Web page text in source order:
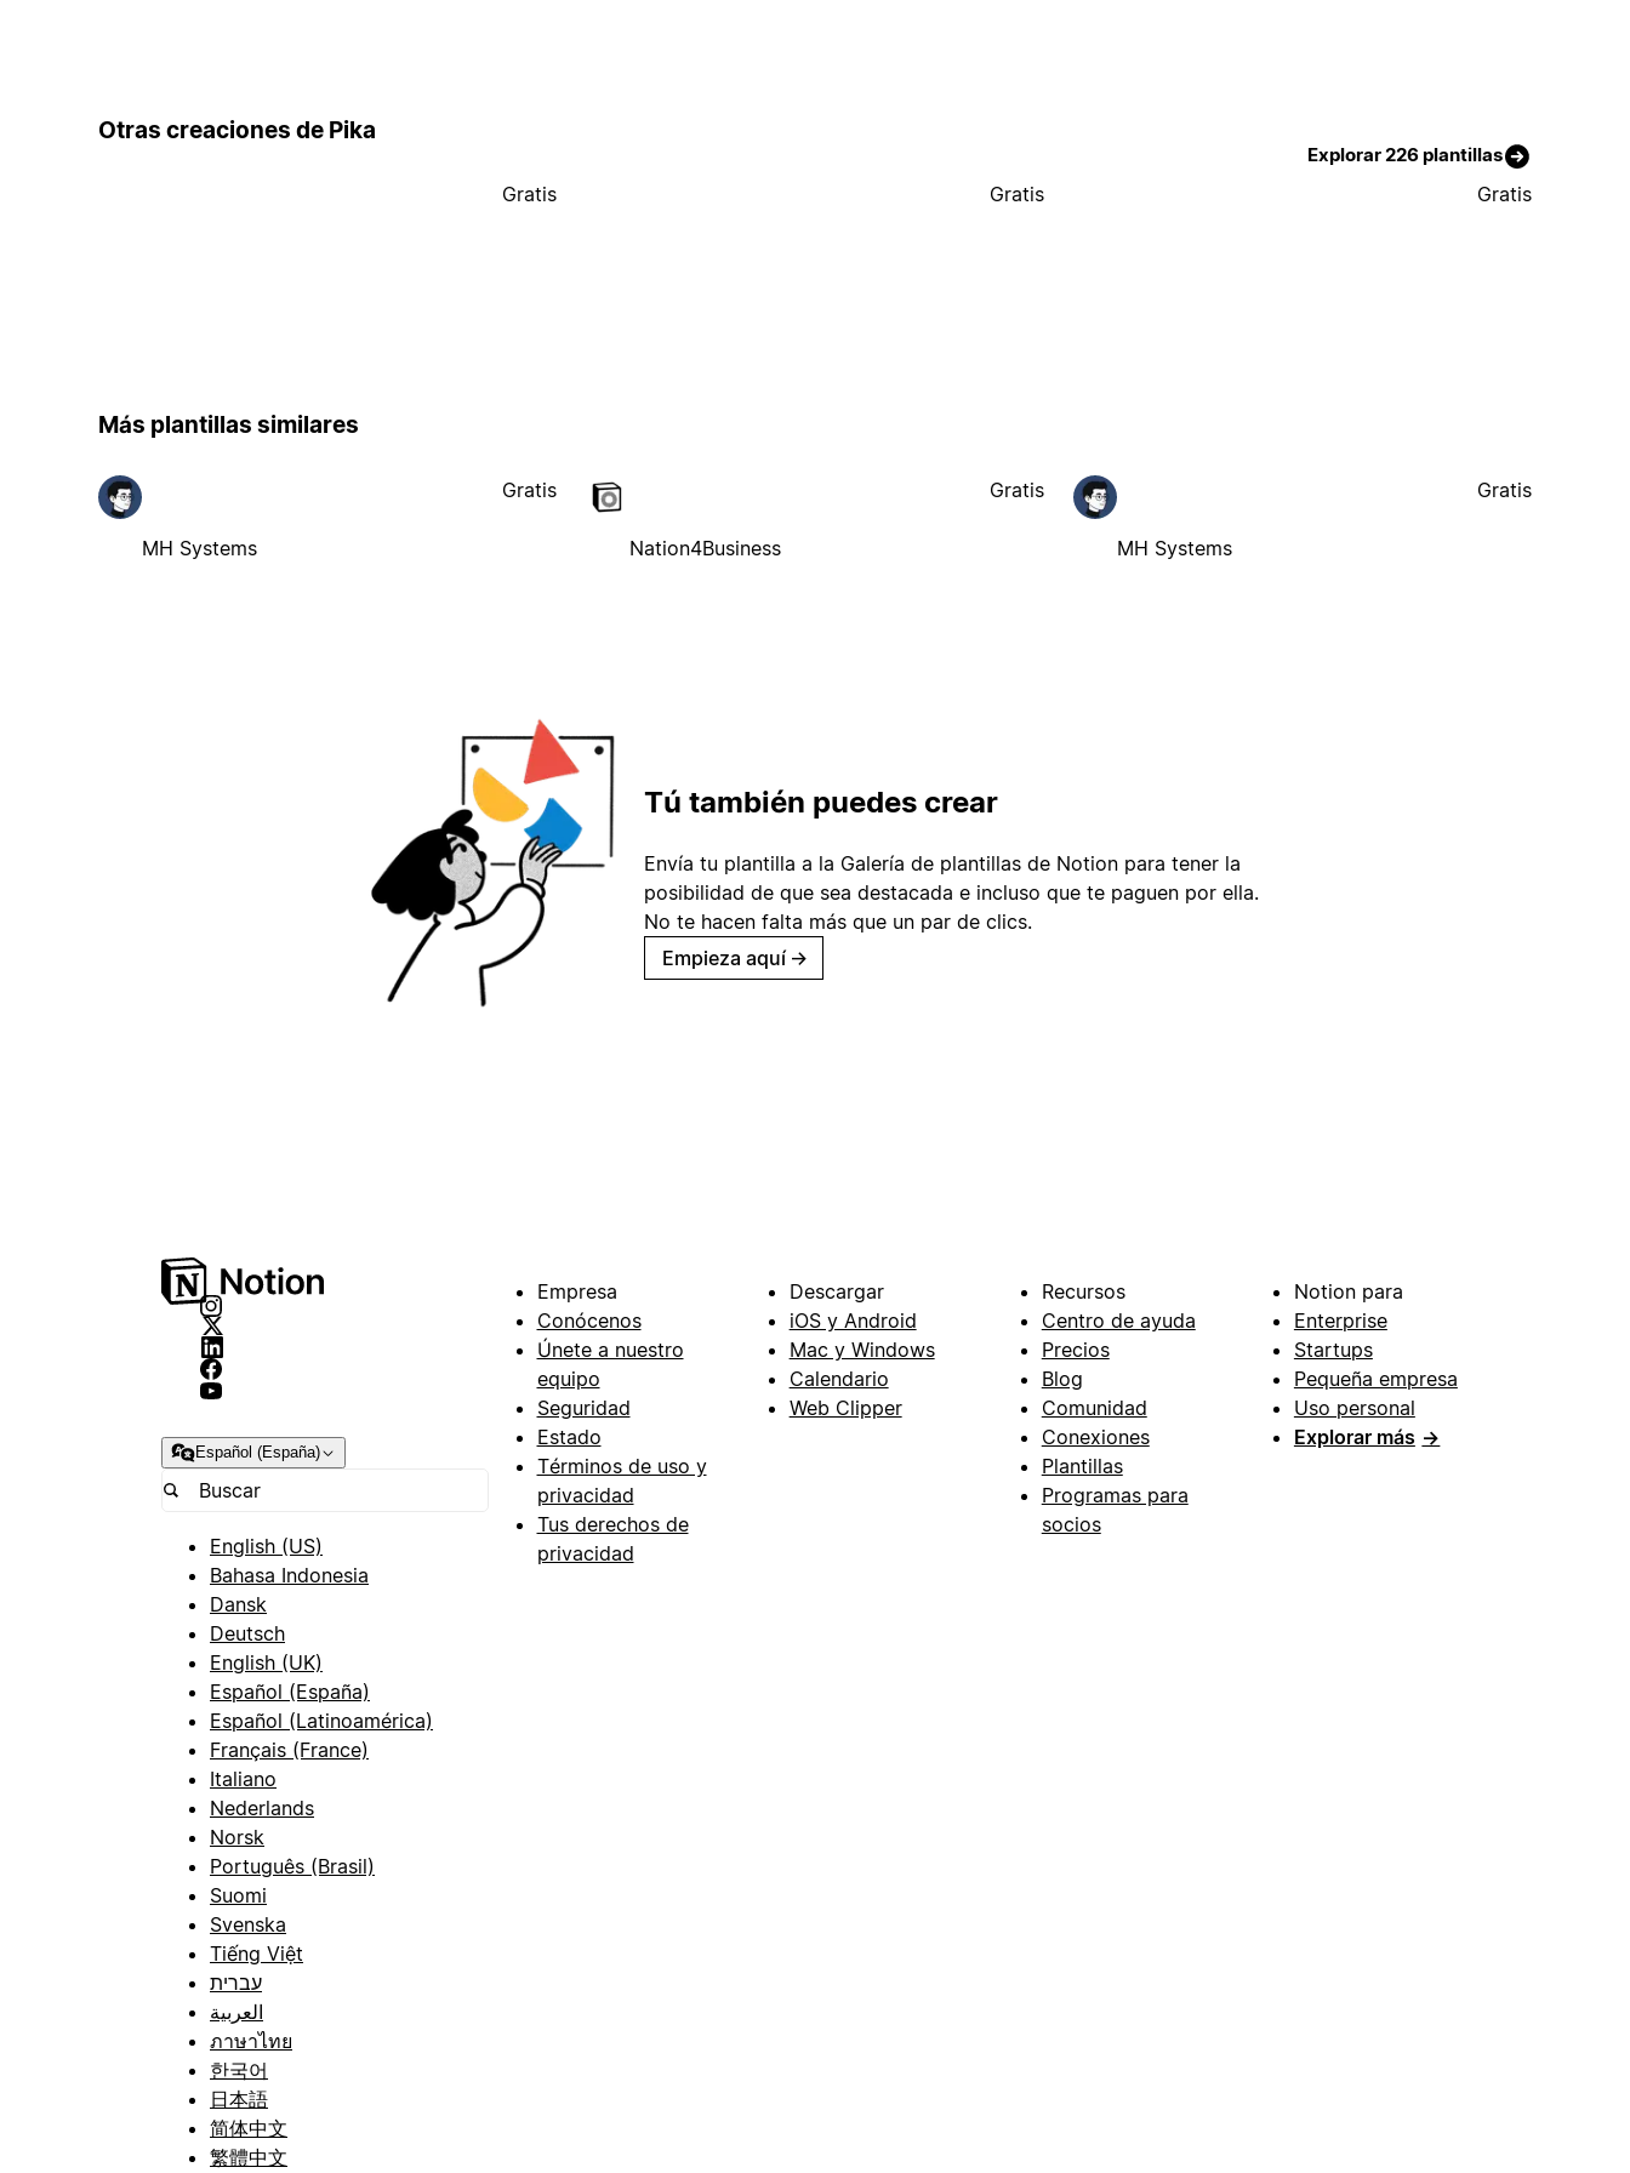
Otras creaciones de Pika
Explorar 226 plantillas
Gratis Gratis Gratis
Más plantillas similares
MH Systems
Gratis
Nation4Business
Gratis
MH Systems
Gratis
Tú también puedes crear
Envía tu plantilla a la Galería de plantillas de Notion para tener la
posibilidad de que sea destacada e incluso que te paguen por ella.
No te hacen falta más que un par de clics.
Empieza aquí →
Español (España)
English (US)
Bahasa Indonesia
Dansk
Deutsch
English (UK)
Español (España)
Español (Latinoamérica)
Français (France)
Italiano
Nederlands
Norsk
Português (Brasil)
Suomi
Svenska
Tiếng Việt
עברית
العربية
ภาษาไทย
한국어
日本語
简体中文
繁體中文
Empresa
Conócenos
Únete a nuestro
equipo
Seguridad
Estado
Términos de uso y
privacidad
Tus derechos de
privacidad
Descargar
iOS y Android
Mac y Windows
Calendario
Web Clipper
Recursos
Centro de ayuda
Precios
Blog
Comunidad
Conexiones
Plantillas
Programas para
socios
Notion para
Enterprise
Startups
Pequeña empresa
Uso personal
Explorar más →